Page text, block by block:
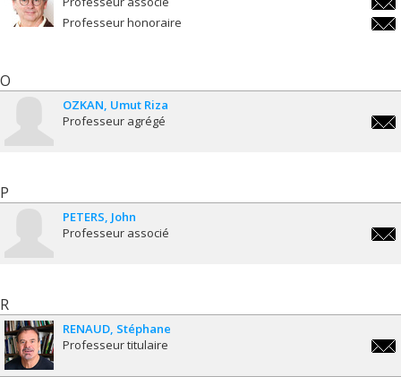
Professeur honoraire
O
OZKAN Umut Riza
Professeur agrégé
P
PETERS John
Professeur associé
R
RENAUD Stéphane
Professeur titulaire